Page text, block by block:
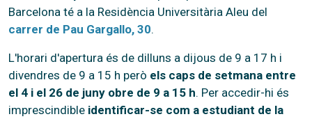
Barcelona té a la Residència Universitària Aleu del
carrer de Pau Gargallo, 30.
L'horari d'apertura és de dilluns a dijous de 9 a 17 h i
divendres de 9 a 15 h però els caps de setmana entre
el 4 i el 26 de juny obre de 9 a 15 h. Per accedir-hi és
imprescindible identificar-se com a estudiant de la